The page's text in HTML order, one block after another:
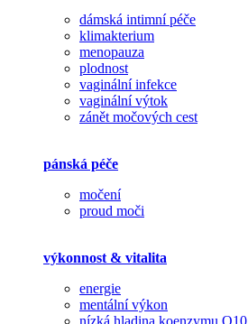
dámská intimní péče
klimakterium
menopauza
plodnost
vaginální infekce
vaginální výtok
zánět močových cest
pánská péče
močení
proud moči
výkonnost & vitalita
energie
mentální výkon
nízká hladina koenzymu Q10